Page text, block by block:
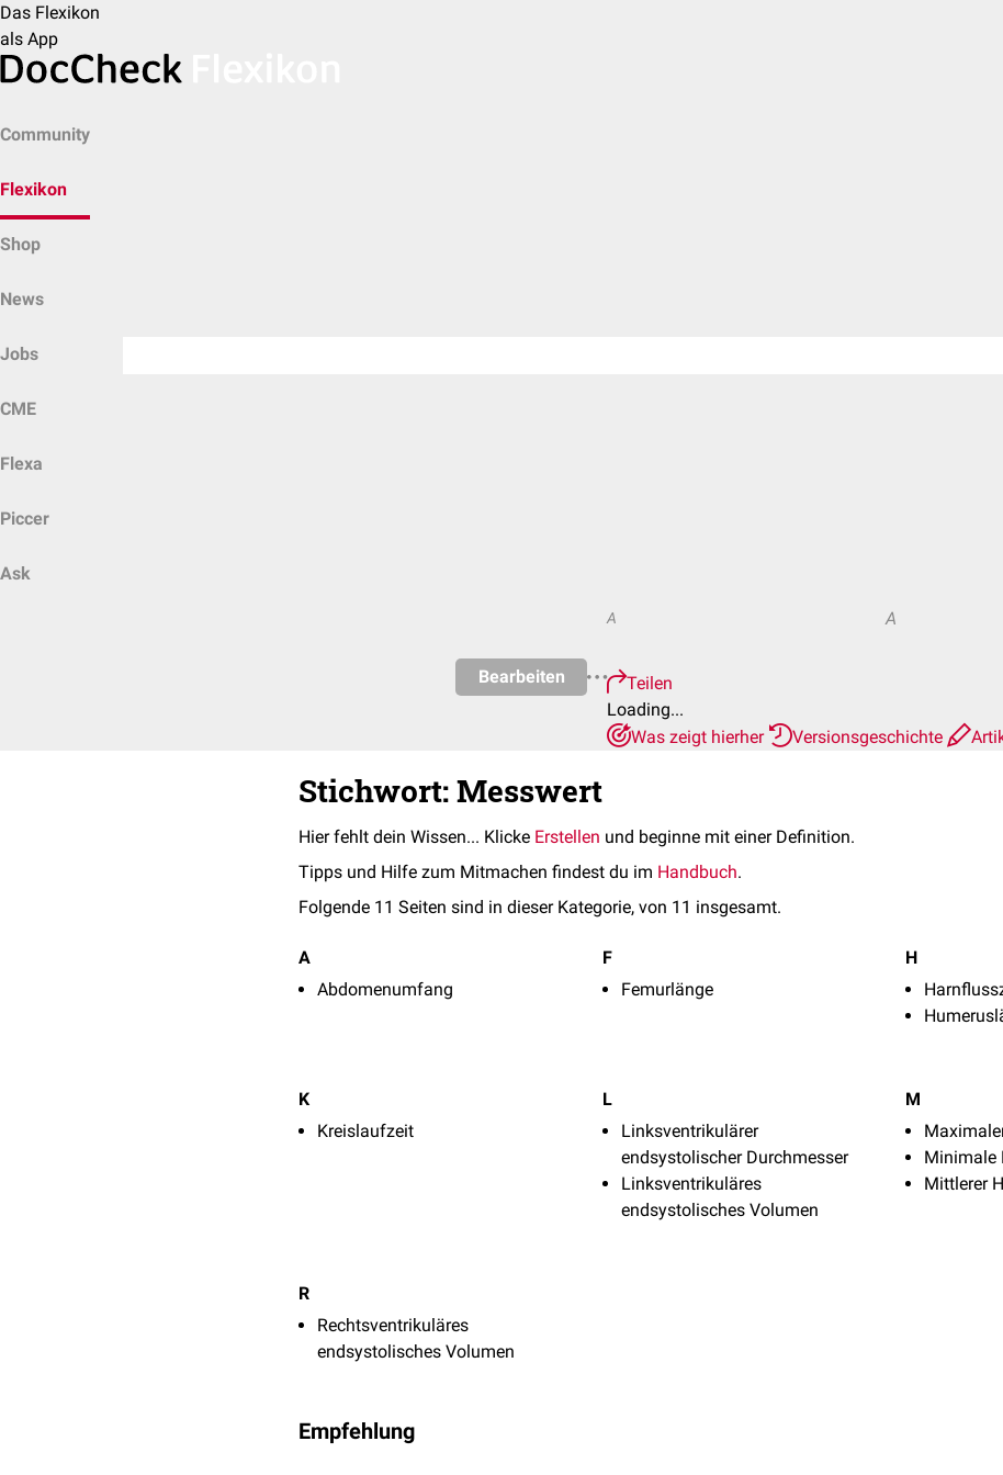
Das Flexikon
als App
Community
Flexikon
Shop
News
Jobs
CME
Flexa
Piccer
Ask
Bearbeiten
A A
Teilen
Loading...
Was zeigt hierher
Versionsgeschichte
Stichwort: Messwert
Hier fehlt dein Wissen... Klicke Erstellen und beginne mit einer Definition.
Tipps und Hilfe zum Mitmachen findest du im Handbuch.
Folgende 11 Seiten sind in dieser Kategorie, von 11 insgesamt.
A
Abdomenumfang
F
Femurlänge
H
K
Kreislaufzeit
L
Linksventrikulärer
endsystolischer Durchmesser
Linksventrikuläres
endsystolisches Volumen
M
Minimale
Mittlerer
R
Rechtsventrikuläres
endsystolisches Volumen
Empfehlung